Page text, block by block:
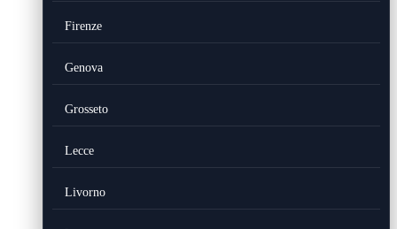
Firenze
Genova
Grosseto
Lecce
Livorno